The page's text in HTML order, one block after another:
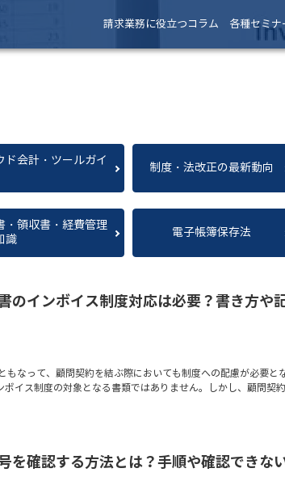
請求業務に役立つコラム 各種セミナ
ド会計・ツールガイ
制度・法改正の最新動向
・領収書・経費管理
識
電子帳簿保存法
のインボイス制度対応は必要？書き方や
もなって、顧問契約を結ぶ際においても制度への配慮が必要と
ボイス制度の対象となる書類ではありません。しかし、顧問契
を確認する方法とは？手順や確認できな